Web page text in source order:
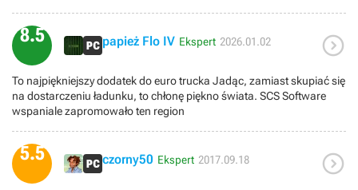
8.5 papież Flo IV Ekspert 2026.01.02 
To najpiękniejszy dodatek do euro trucka Jadąc, zamiast skupiać się
na dostarczeniu ładunku, to chłonę piękno świata. SCS Software
wspaniale zapromowało ten region
5.5 czorny50 Ekspert 2017.09.18 